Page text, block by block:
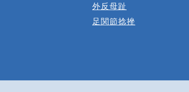
外反母趾
足関節捻挫